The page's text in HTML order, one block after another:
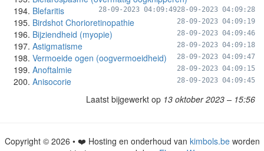
28-09-2023 04:09:28
Blefaritis 28-09-2023 04:09:49
Birdshot Chorioretinopathie 28-09-2023 04:09:19
Bijziendheid (myopie) 28-09-2023 04:09:46
Astigmatisme 28-09-2023 04:09:18
Vermoeide ogen (oogvermoeidheid) 28-09-2023 04:09:47
Anoftalmie 28-09-2023 04:09:15
Anisocorie 28-09-2023 04:09:45
Laatst bijgewerkt op 13 oktober 2023 – 15:56
Copyright © 2026 • ❤️ Hosting en onderhoud van kimbols.beworden